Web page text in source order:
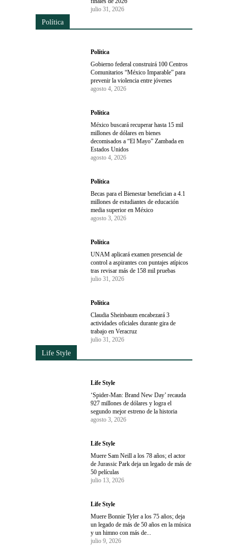
julio 31, 2026
Política
Política
Gobierno federal construirá 100 Centros
Comunitarios “México Imparable” para
prevenir la violencia entre jóvenes
agosto 4, 2026
Política
México buscará recuperar hasta 15 mil
millones de dólares en bienes
decomisados a “El Mayo” Zambada en
Estados Unidos
agosto 4, 2026
Política
Becas para el Bienestar benefician a 4.1
millones de estudiantes de educación
media superior en México
agosto 3, 2026
Política
UNAM aplicará examen presencial de
control a aspirantes con puntajes atípicos
tras revisar más de 158 mil pruebas
julio 31, 2026
Política
Claudia Sheinbaum encabezará 3
actividades oficiales durante gira de
trabajo en Veracruz
julio 31, 2026
Life Style
Life Style
‘Spider-Man: Brand New Day’ recauda
927 millones de dólares y logra el
segundo mejor estreno de la historia
agosto 3, 2026
Life Style
Muere Sam Neill a los 78 años; el actor
de Jurassic Park deja un legado de más de
50 películas
julio 13, 2026
Life Style
Muere Bonnie Tyler a los 75 años; deja
un legado de más de 50 años en la música
y un himno con más de...
julio 9, 2026